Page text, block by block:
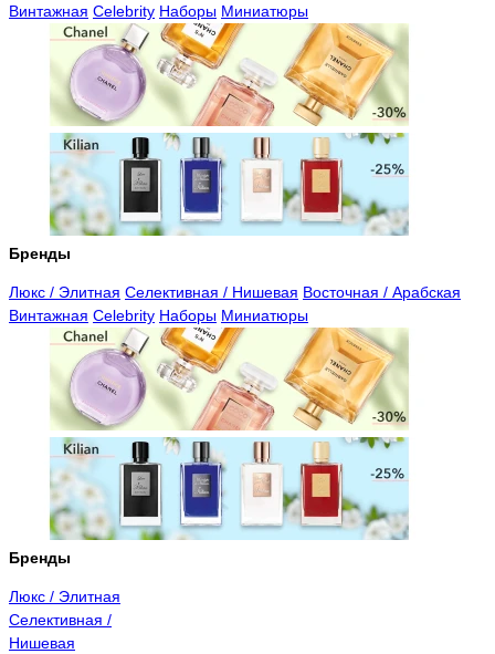
Винтажная Celebrity Наборы Миниатюры
Бренды
Люкс / Элитная Селективная / Нишевая Восточная / Арабская
Винтажная Celebrity Наборы Миниатюры
Бренды
Люкс / Элитная
Селективная /
Нишевая